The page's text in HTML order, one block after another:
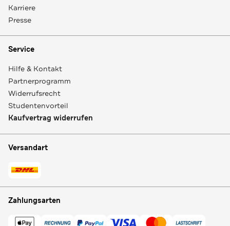
Karriere
Presse
Service
Hilfe & Kontakt
Partnerprogramm
Widerrufsrecht
Studentenvorteil
Kaufvertrag widerrufen
Versandart
Zahlungsarten